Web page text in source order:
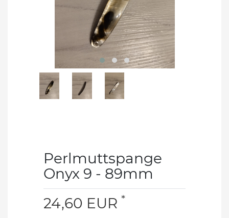
Perlmuttspange
Onyx 9 - 89mm
24,60 EUR *